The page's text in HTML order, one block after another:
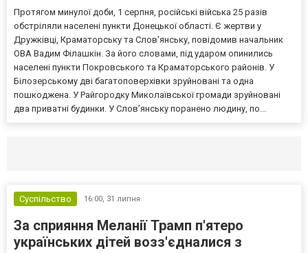
Протягом минулої доби, 1 серпня, російські війська 25 разів
обстріляли населені пункти Донецької області. Є жертви у
Дружківці, Краматорську та Слов’янську, повідомив начальник
ОВА Вадим Філашкін. За його словами, під ударом опинились
населені пункти Покровського та Краматорського районів. У
Білозерському дві багатоповерхівки зруйновані та одна
пошкоджена. У Райгородку Миколаївської громади зруйновані
два приватні будинки. У Слов’янську поранено людину, по...
Суспільство 16:00, 31 липня
За сприяння Меланії Трамп п'ятеро
українських дітей возз'єдналися з